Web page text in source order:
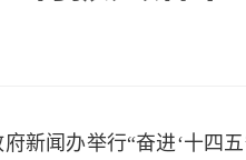
新闻办举行“奋进‘十四